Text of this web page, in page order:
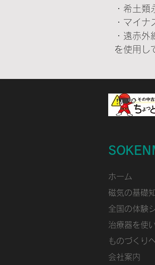
・希土
・マイ
・遠赤
を使用し
ホーム
磁気の基礎
全国の体験
治療器を使
ものづくり
会社案内